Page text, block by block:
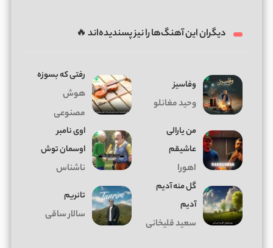
دیگران این آهنگ‌ها را نیز پسندیده‌اند 🔥
وفاسیز
وحید مغانلو
رفتی که بسوزه
هوش
مصنوعی
من یارالی
عاشیقم
اهورا
اوی نامبر
اوسمان توش
ناشناس
گل منه آدیم
آدیم
سعید قلیخانی
تانریم
سالار ساقی